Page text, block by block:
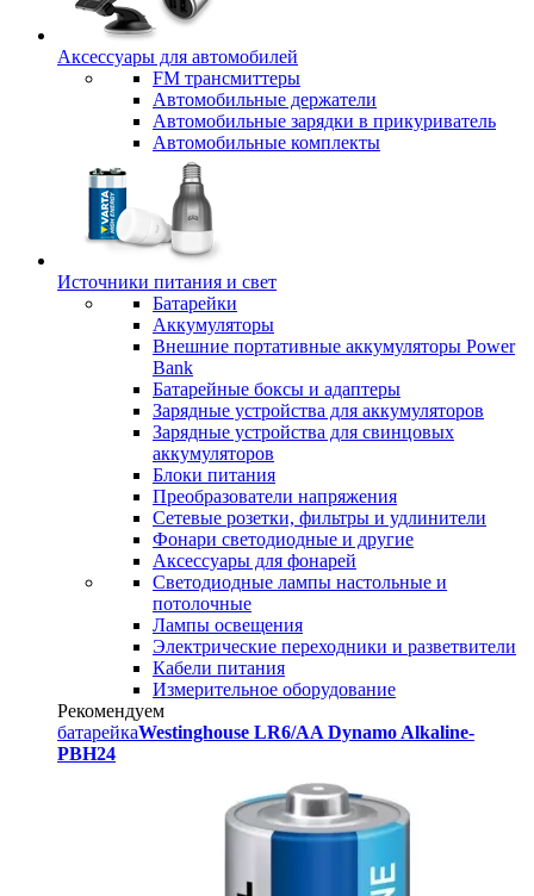
Аксессуары для автомобилей
FM трансмиттеры
Автомобильные держатели
Автомобильные зарядки в прикуриватель
Автомобильные комплекты
Источники питания и свет
Батарейки
Аккумуляторы
Внешние портативные аккумуляторы Power
Bank
Батарейные боксы и адаптеры
Зарядные устройства для аккумуляторов
Зарядные устройства для свинцовых
аккумуляторов
Блоки питания
Преобразователи напряжения
Сетевые розетки, фильтры и удлинители
Фонари светодиодные и другие
Аксессуары для фонарей
Светодиодные лампы настольные и
потолочные
Лампы освещения
Электрические переходники и разветвители
Кабели питания
Измерительное оборудование
Рекомендуем
батарейкаWestinghouse LR6/AA Dynamo Alkaline-
PBH24